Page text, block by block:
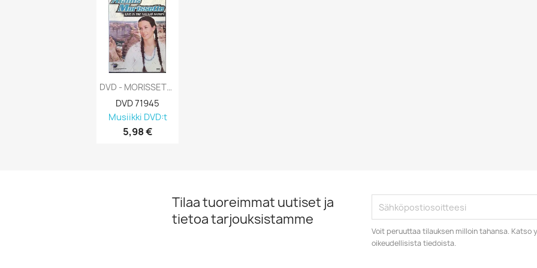
DVD - MORISSETTE ALANIS : LIVE IN NAVAJO...
DVD 71945
Musiikki DVD:t
5,98 €
Tilaa tuoreimmat uutiset ja
tietoa tarjouksistamme
Voit peruuttaa tilauksen milloin tahansa. Katso
oikeudellisista tiedoista.